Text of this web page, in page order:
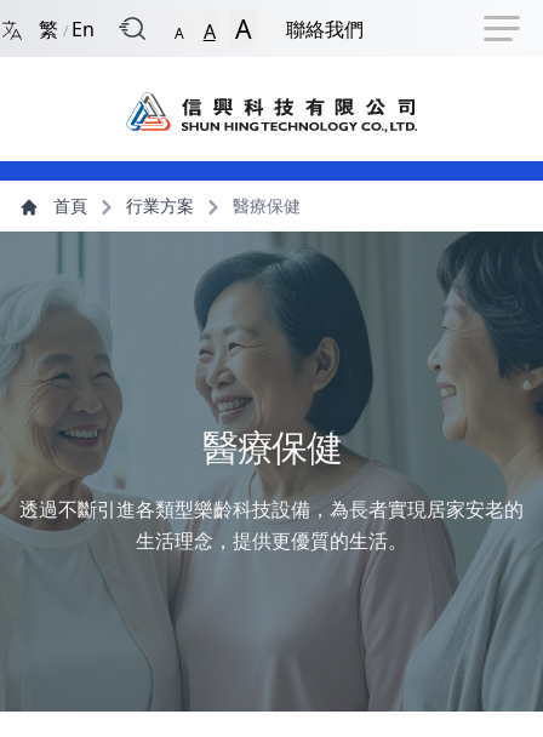
跳到捷徑選項 跳到主導航選單 跳到頁尾
繁 / En A A A 聯絡我們
主導航選單
主內容 首頁 行業方案 醫療保健
醫療保健
透過不斷引進各類型樂齡科技設備，為長者實現居家安老的
生活理念，提供更優質的生活。